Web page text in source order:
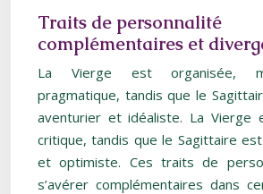
Traits de personnalité
complémentaires et
La Vierge est organisée,
pragmatique, tandis que le
aventurier et idéaliste. La Vierge
critique, tandis que le Sagittaire
et optimiste. Ces traits de
s’avérer complémentaires dans